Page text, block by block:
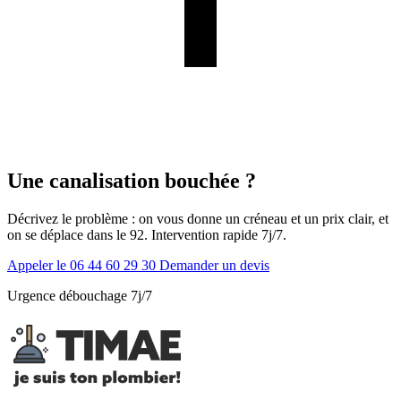
Une canalisation bouchée ?
Décrivez le problème : on vous donne un créneau et un prix clair, et
on se déplace dans le 92. Intervention rapide 7j/7.
Appeler le 06 44 60 29 30 Demander un devis
Urgence débouchage 7j/7